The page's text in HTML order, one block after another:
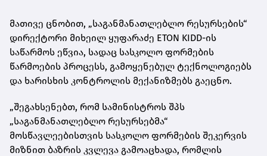
მათივე ცნობით, „საგანმანათლებლო რესურსების“
დირექტორი მიხეილ ყუფარაძე ETON KIDD-ის
საწარმოს ეწვია, სადაც სასკოლო ფორმების
წარმოების პროცესს, გამოყენებულ ტექნოლოგიებს
და ხარისხის კონტროლის მექანიზმებს გაეცნო.
„შეგახსენებთ, რომ სამინისტროს შპს
„საგანმანათლებლო რესურსებმა“
მოსწავლეებისთვის სასკოლო ფორმების შეკერვის
მიზნით ბაზრის კვლევა გამოაცხადა, რომლის